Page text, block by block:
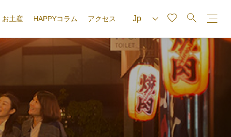
お土産 HAPPYコラム アクセス